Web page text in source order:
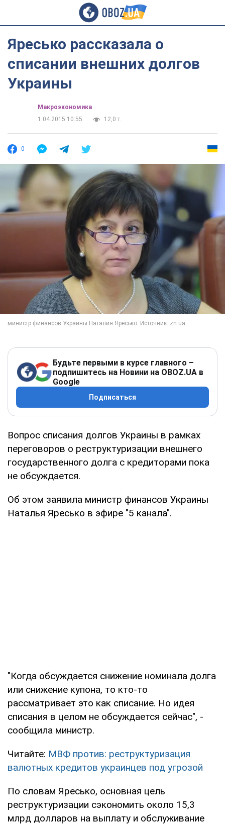
Яресько рассказала о
списании внешних долгов
Украины
Mакроэкономика
1.04.2015 10:55
12,0 т.
0
Будьте первыми в курсе главного –
подпишитесь на Новини на OBOZ.UA в
Google
Подписаться
Вопрос списания долгов Украины в рамках
переговоров о реструктуризации внешнего
государственного долга с кредиторами пока
не обсуждается.
Об этом заявила министр финансов Украины
Наталья Яресько в эфире "5 канала".
"Когда обсуждается снижение номинала долга
или снижение купона, то кто-то
рассматривает это как списание. Но идея
списания в целом не обсуждается сейчас", -
сообщила министр.
Читайте: МВФ против: реструктуризация
валютных кредитов украинцев под угрозой
По словам Яресько, основная цель
реструктуризации сэкономить около 15,3
млрд долларов на выплату и обслуживание